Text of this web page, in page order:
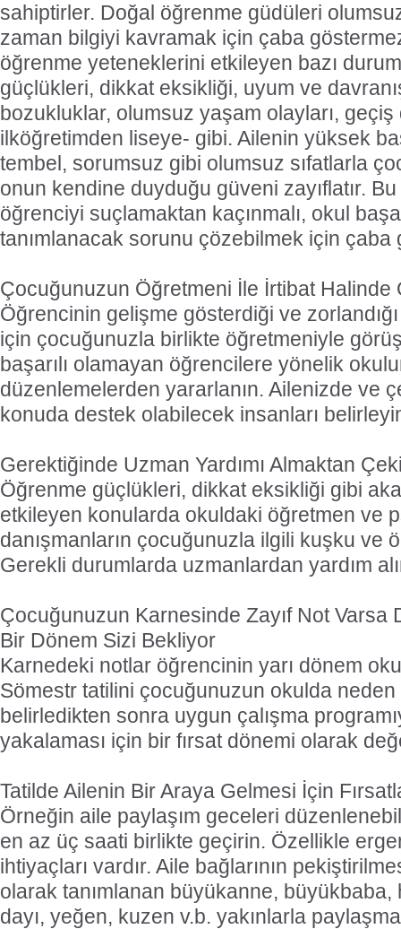
sahiptirler. Doğal öğrenme güdüleri
zaman bilgiyi kavramak için çaba
öğrenme yeteneklerini etkileyen bazı
güçlükleri, dikkat eksikliği, uyum ve
bozukluklar, olumsuz yaşam olayları,
ilköğretimden liseye- gibi. Ailenin yüksek
tembel, sorumsuz gibi olumsuz sıfatlarla
onun kendine duyduğu güveni zayıflatır.
öğrenciyi suçlamaktan kaçınmalı, okul
tanımlanacak sorunu çözebilmek için çaba
Çocuğunuzun Öğretmeni İle İrtibat Halinde
Öğrencinin gelişme gösterdiği ve
için çocuğunuzla birlikte öğretmeniyle
başarılı olamayan öğrencilere yönelik
düzenlemelerden yararlanın. Ailenizde ve
konuda destek olabilecek insanları
Gerektiğinde Uzman Yardımı Almaktan
Öğrenme güçlükleri, dikkat eksikliği gibi
etkileyen konularda okuldaki öğretmen ve
danışmanların çocuğunuzla ilgili kuşku ve
Gerekli durumlarda uzmanlardan yardım
Çocuğunuzun Karnesinde Zayıf Not Varsa
Bir Dönem Sizi Bekliyor
Karnedeki notlar öğrencinin yarı dönem okul
Sömestr tatilini çocuğunuzun okulda neden
belirledikten sonra uygun çalışma
yakalaması için bir fırsat dönemi olarak
Tatilde Ailenin Bir Araya Gelmesi İçin
Örneğin aile paylaşım geceleri
en az üç saati birlikte geçirin. Özellikle
ihtiyaçları vardır. Aile bağlarının
olarak tanımlanan büyükanne, büyükbaba,
dayı, yeğen, kuzen v.b. yakınlarla